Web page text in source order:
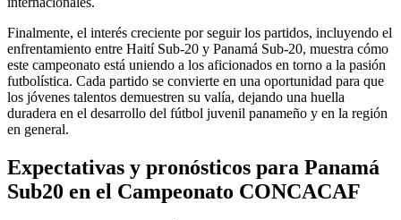
Finalmente, el interés creciente por seguir los partidos, incluyendo el
enfrentamiento entre Haití Sub-20 y Panamá Sub-20, muestra cómo
este campeonato está uniendo a los aficionados en torno a la pasión
futbolística. Cada partido se convierte en una oportunidad para que
los jóvenes talentos demuestren su valía, dejando una huella
duradera en el desarrollo del fútbol juvenil panameño y en la región
en general.
Expectativas y pronósticos para Panamá
Sub20 en el Campeonato CONCACAF